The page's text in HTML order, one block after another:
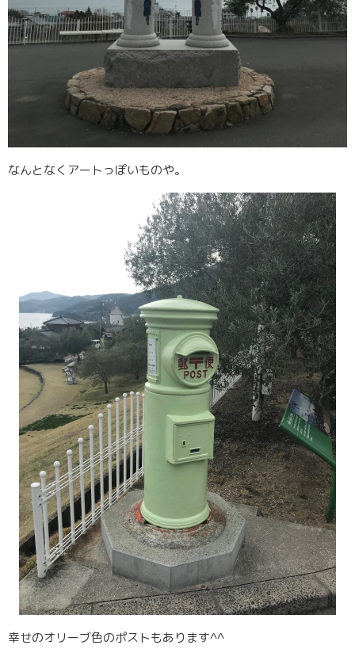
なんとなくアートっぽいものや。
幸せのオリーブ色のポストもあります^^